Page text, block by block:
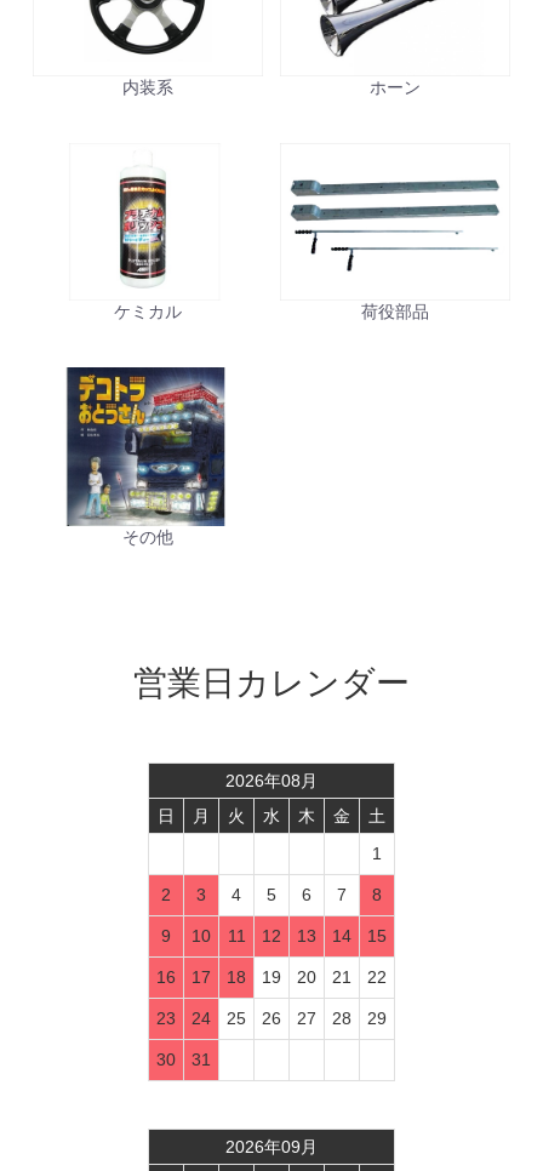
内装系 ホーン
ケミカル 荷役部品
その他
営業日カレンダー
2026年08 月
日
月 火 水 木 金
土
1
2 3 4 5 6 7 8
9 10 11 12 13 14 15
16 17 18 19 20 21 22
23 24 25 26 27 28 29
30 31
2026年09 月